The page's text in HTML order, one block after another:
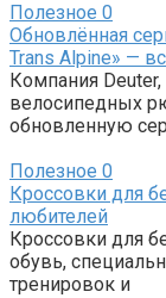
Полезное 0
Обновлённая
Trans Alpine» —
Компания
велосипедных
обновленную
Полезное 0
Кроссовки для
любителей
Кроссовки для
обувь,
тренировок и